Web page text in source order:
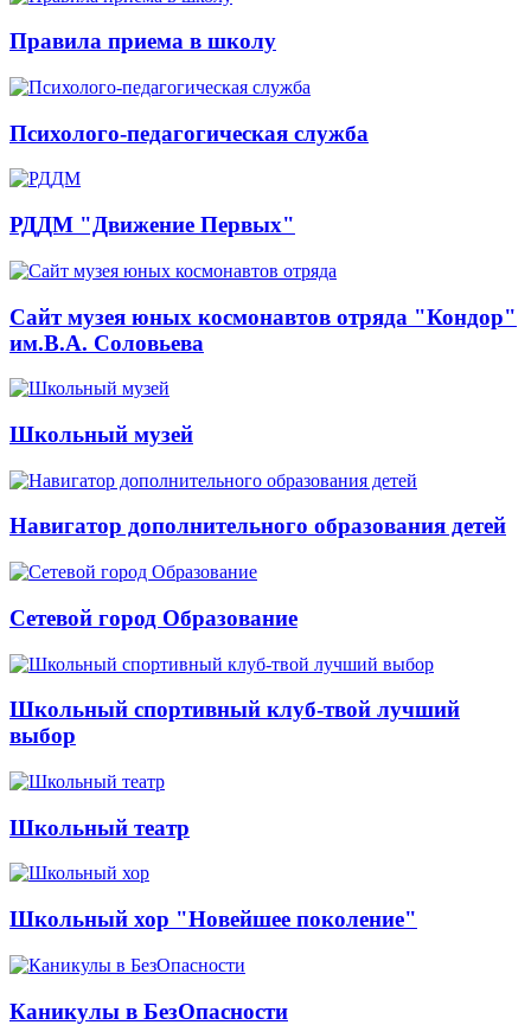
Правила приема в школу
Психолого-педагогическая служба
РДДМ "Движение Первых"
Сайт музея юных космонавтов отряда "Кондор"
им.В.А. Соловьева
Школьный музей
Навигатор дополнительного образования детей
Сетевой город Образование
Школьный спортивный клуб-твой лучший
выбор
Школьный театр
Школьный хор "Новейшее поколение"
Каникулы в БезОпасности